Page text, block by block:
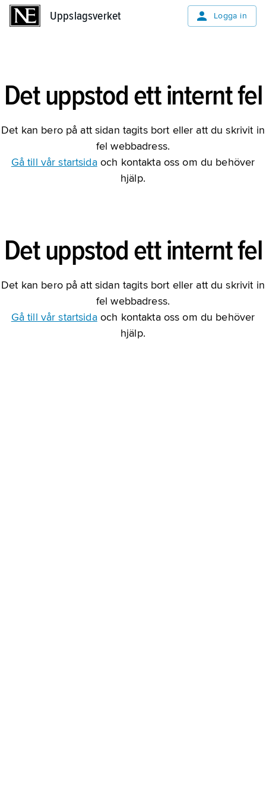
Uppslagsverket Logga in
Det uppstod ett internt fel
Det kan bero på att sidan tagits bort eller att du skrivit in
fel webbadress.
Gå till vår startsidaoch kontakta oss om du behöver
hjälp.
Det uppstod ett internt fel
Det kan bero på att sidan tagits bort eller att du skrivit in
fel webbadress.
Gå till vår startsidaoch kontakta oss om du behöver
hjälp.